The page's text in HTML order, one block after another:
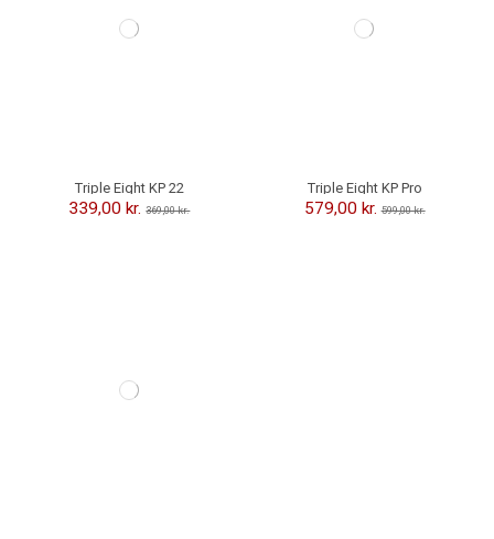
Triple Eight KP 22
Knæbeskyttere
339,00 kr.369,00 kr.
Triple Eight KP Pro
Knæbeskyttere
579,00 kr.599,00 kr.